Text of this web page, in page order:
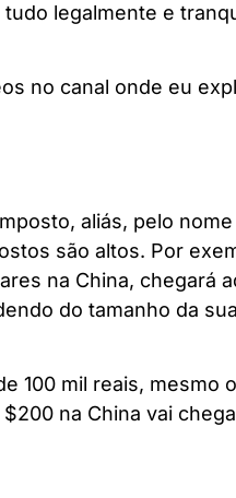
legalmente e
no canal onde eu
aliás, pelo
são altos. Por
na China, chegará
do tamanho da
100 mil reais, mesmo
na China vai